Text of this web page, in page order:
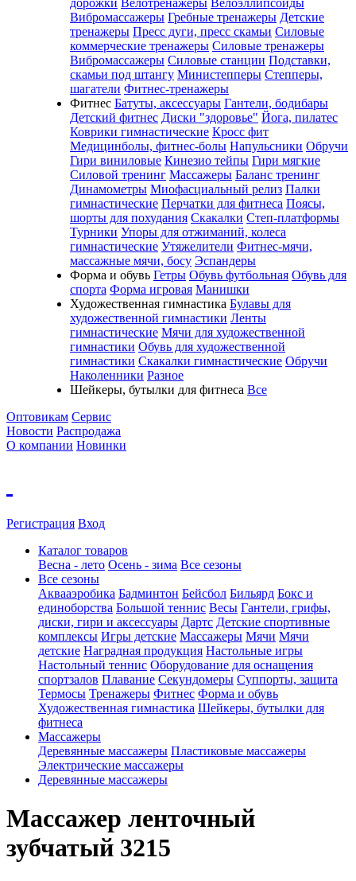
дорожки Велотренажеры Велоэллипсоиды
Вибромассажеры Гребные тренажеры Детские
тренажеры Пресс дуги, пресс скамьи Силовые
коммерческие тренажеры Силовые тренажеры
Вибромассажеры Силовые станции Подставки,
скамьи под штангу Министепперы Степперы,
шагатели Фитнес-тренажеры
Фитнес Батуты, аксессуары Гантели, бодибары
Детский фитнес Диски "здоровье" Йога, пилатес
Коврики гимнастические Кросс фит
Медицинболы, фитнес-болы Напульсники Обручи
Гири виниловые Кинезио тейпы Гири мягкие
Силовой тренинг Массажеры Баланс тренинг
Динамометры Миофасциальный релиз Палки
гимнастические Перчатки для фитнеса Поясы,
шорты для похудания Скакалки Степ-платформы
Турники Упоры для отжиманий, колеса
гимнастические Утяжелители Фитнес-мячи,
массажные мячи, босу Эспандеры
Форма и обувь Гетры Обувь футбольная Обувь для
спорта Форма игровая Манишки
Художественная гимнастика Булавы для
художественной гимнастики Ленты
гимнастические Мячи для художественной
гимнастики Обувь для художественной
гимнастики Скакалки гимнастические Обручи
Наколенники Разное
Шейкеры, бутылки для фитнеса Все
Оптовикам Сервис
Новости Распродажа
О компании Новинки
Регистрация Вход
Каталог товаров
Весна - лето Осень - зима Все сезоны
Все сезоны
Аквааэробика Бадминтон Бейсбол Бильярд Бокс и
единоборства Большой теннис Весы Гантели, грифы,
диски, гири и аксессуары Дартс Детские спортивные
комплексы Игры детские Массажеры Мячи Мячи
детские Наградная продукция Настольные игры
Настольный теннис Оборудование для оснащения
спортзалов Плавание Секундомеры Суппорты, защита
Термосы Тренажеры Фитнес Форма и обувь
Художественная гимнастика Шейкеры, бутылки для
фитнеса
Массажеры
Деревянные массажеры Пластиковые массажеры
Электрические массажеры
Деревянные массажеры
Массажер ленточный
зубчатый 3215